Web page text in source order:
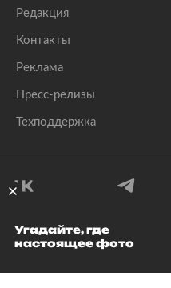
Редакция
Контакты
Реклама
Пресс-релизы
Техподдержка
© 1999–2026
Угадайте, где
настоящее фото